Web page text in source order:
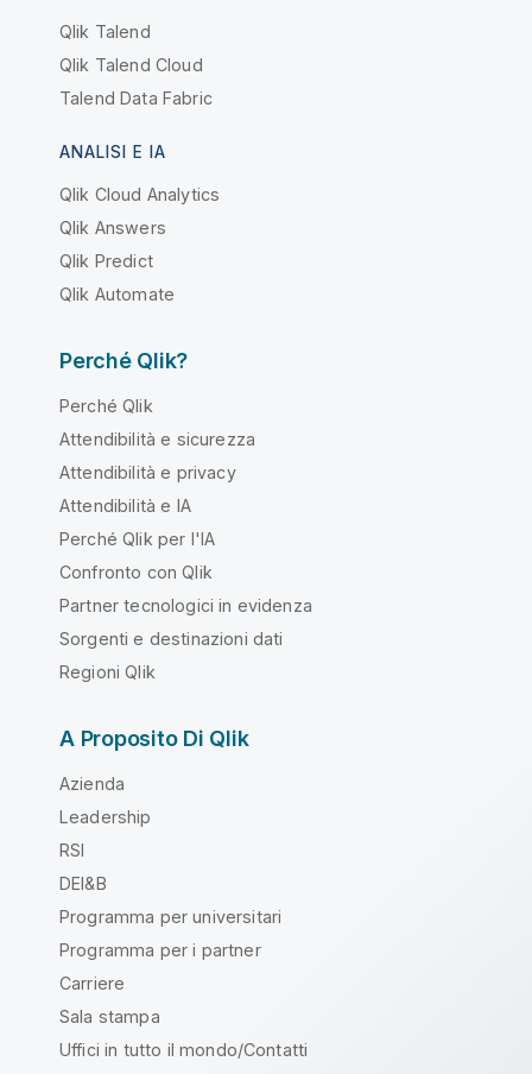
Qlik Talend
Qlik Talend Cloud
Talend Data Fabric
ANALISI E IA
Qlik Cloud Analytics
Qlik Answers
Qlik Predict
Qlik Automate
Perché Qlik?
Perché Qlik
Attendibilità e sicurezza
Attendibilità e privacy
Attendibilità e IA
Perché Qlik per l'IA
Confronto con Qlik
Partner tecnologici in evidenza
Sorgenti e destinazioni dati
Regioni Qlik
A Proposito Di Qlik
Azienda
Leadership
RSI
DEI&B
Programma per universitari
Programma per i partner
Carriere
Sala stampa
Uffici in tutto il mondo/Contatti